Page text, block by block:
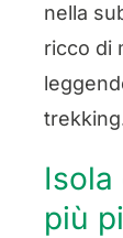
nella
ricco di
Isola
più